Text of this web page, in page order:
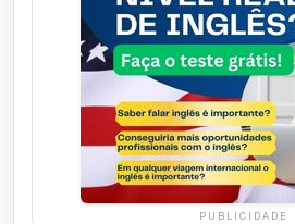
PUBLICIDADE